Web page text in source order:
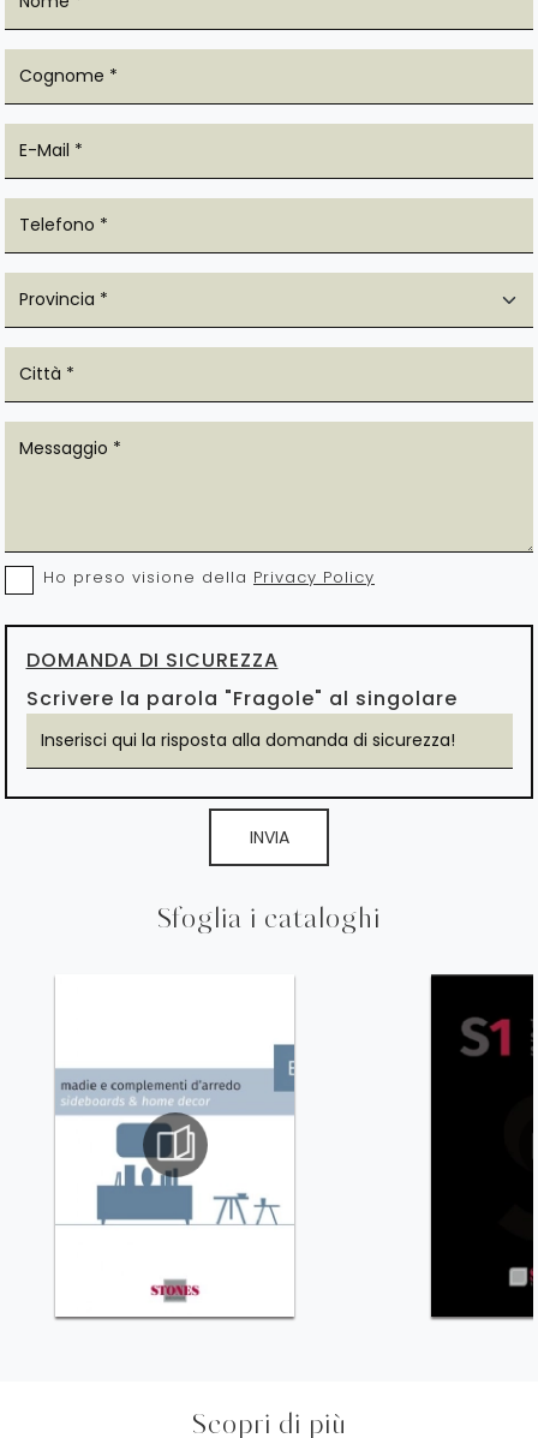
Sfoglia i cataloghi
Ho preso visione della Privacy Policy
DOMANDA DI SICUREZZA
Scrivere la parola "Fragole" al singolare
INVIA
Scopri di più